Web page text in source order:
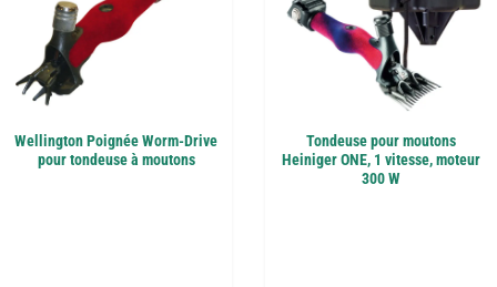
Wellington Poignée Worm-Drive
pour tondeuse à moutons
Tondeuse pour moutons
Heiniger ONE, 1 vitesse, moteur
300 W